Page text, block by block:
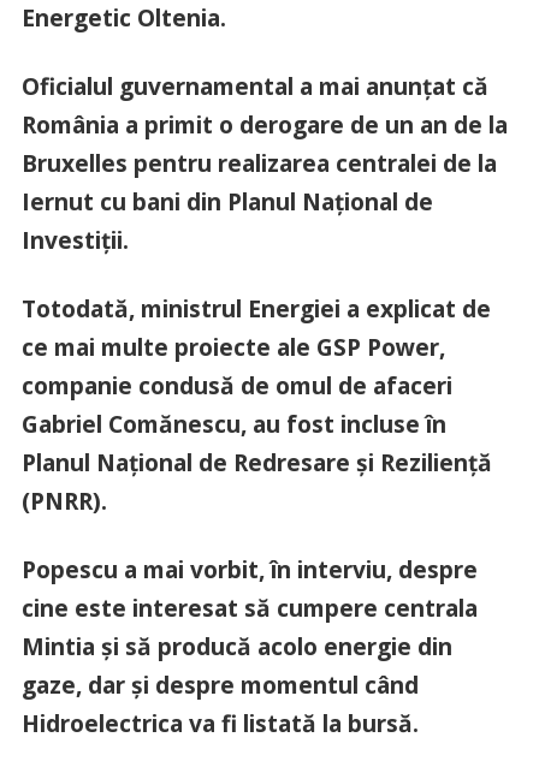
Energetic Oltenia.
Oficialul guvernamental a mai anunţat că
România a primit o derogare de un an de la
Bruxelles pentru realizarea centralei de la
Iernut cu bani din Planul Naţional de
Investiţii.
Totodată, ministrul Energiei a explicat de
ce mai multe proiecte ale GSP Power,
companie condusă de omul de afaceri
Gabriel Comănescu, au fost incluse în
Planul Naţional de Redresare şi Rezilienţă
(PNRR).
Popescu a mai vorbit, în interviu, despre
cine este interesat să cumpere centrala
Mintia şi să producă acolo energie din
gaze, dar şi despre momentul când
Hidroelectrica va fi listată la bursă.